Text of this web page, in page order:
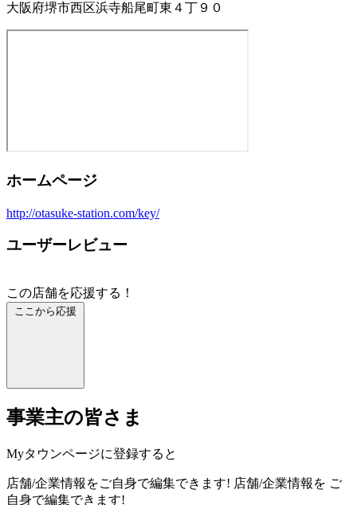
大阪府堺市西区浜寺船尾町東４丁９０
ホームページ
http://otasuke-station.com/key/
ユーザーレビュー
この店舗を応援する！
ここから応援
事業主の皆さま
Myタウンページに登録すると
店舗/企業情報をご自身で編集できます! 店舗/企業情報を ご
自身で編集できます!